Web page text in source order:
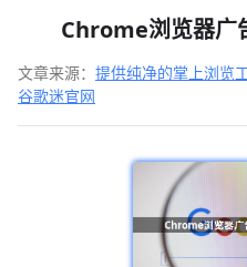
Chrome浏览器广
文章来源： 提供纯净的掌上浏览
谷歌迷官网